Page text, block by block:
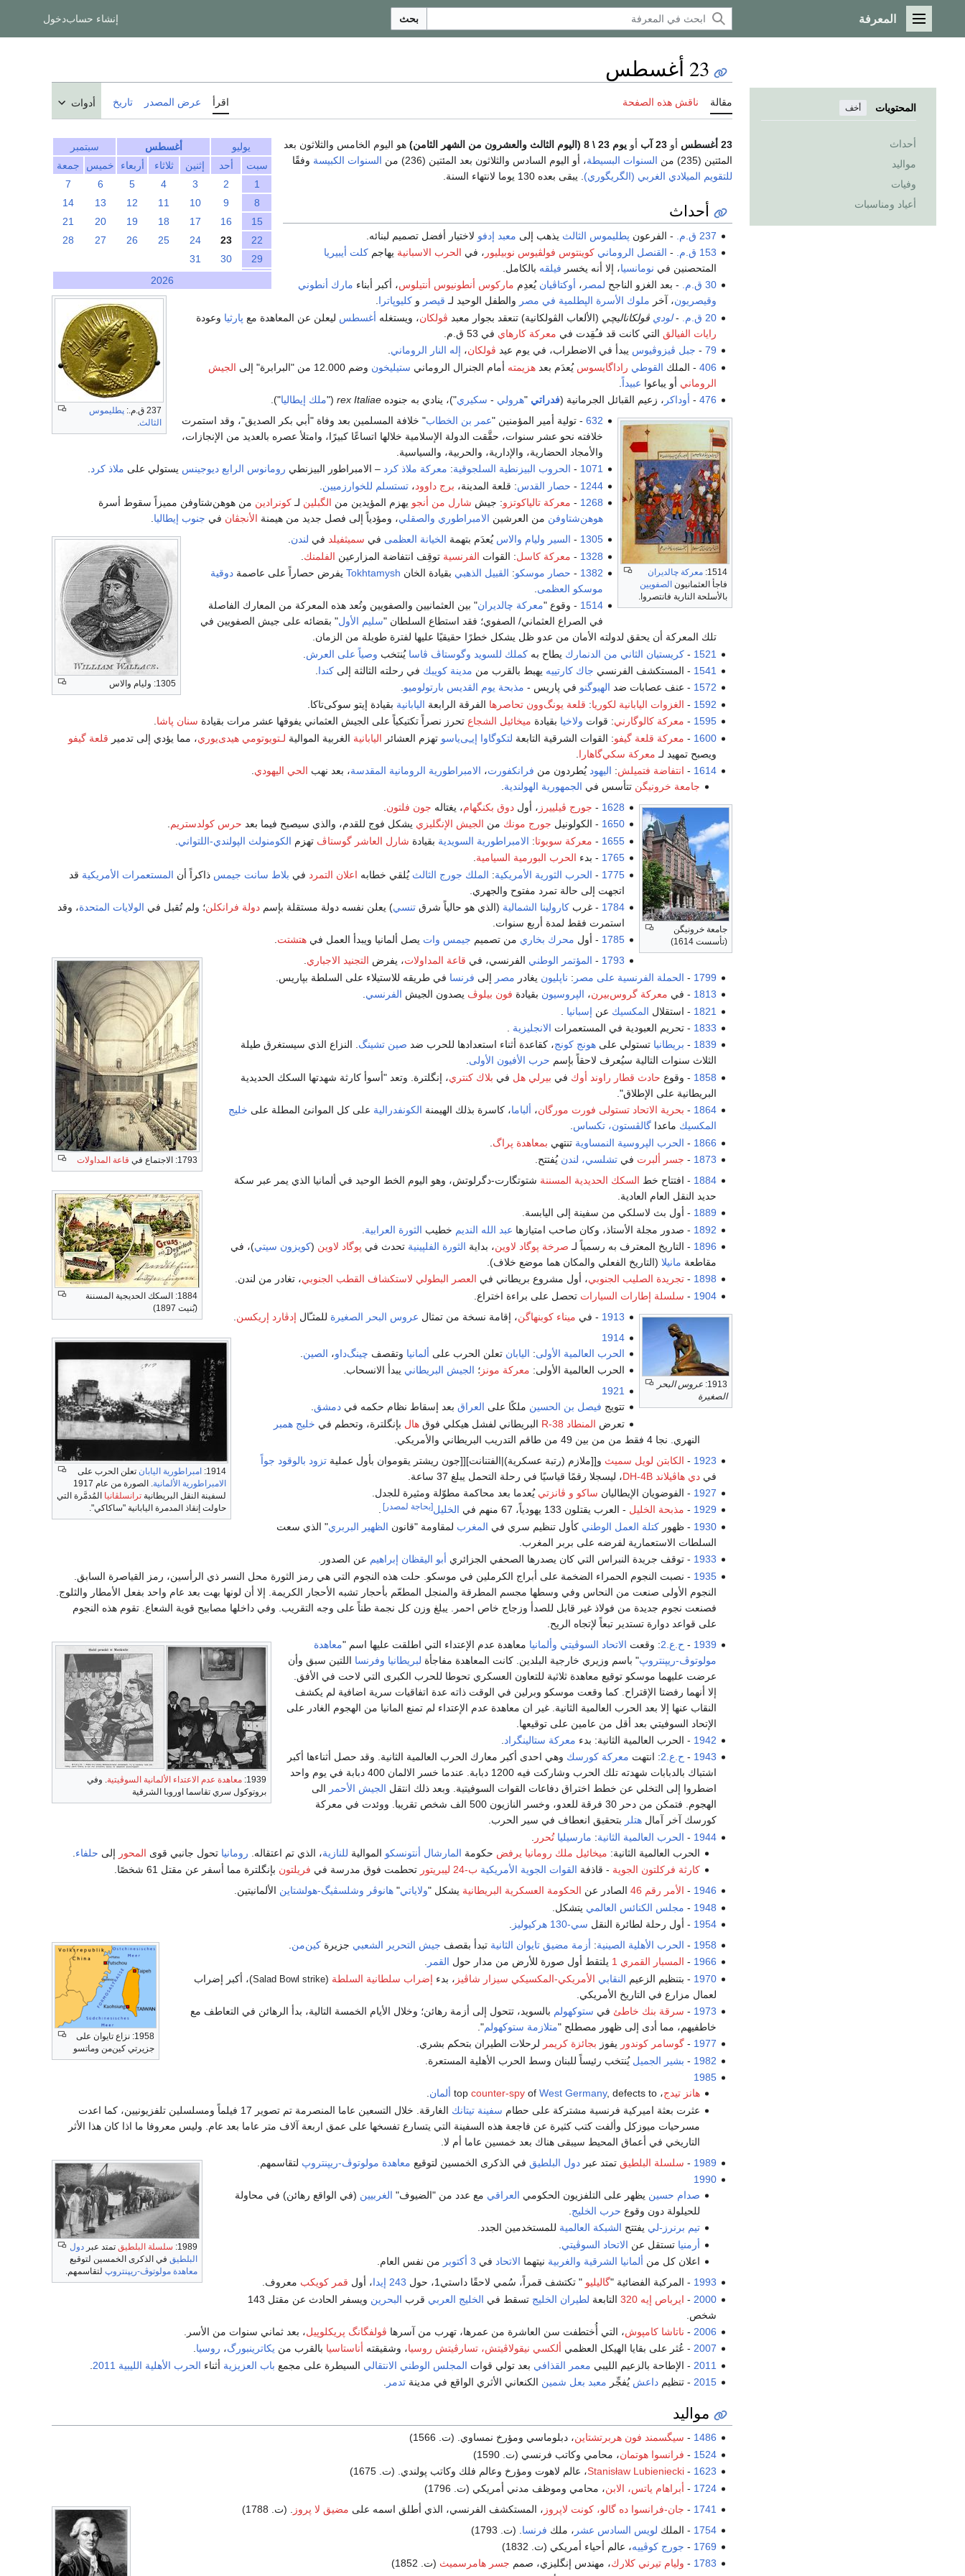
القائمة الرئيسية
المعرفة بحث إنشاء حسابدخول
المحتويات أخف
أحداث
مواليد
وفيات
أعياد ومناسبات
23 أغسطس
مقالة ناقش هذه الصفحة اقرأ عرض المصدر تاريخ أدوات
يوليو أغسطس
سبتمبر
سبت
أحد إثنين ثلاثاء أربعاء خميس
جمعة
1
2
3
4
5
6
7
8
9
10
11
12
13
14
15
16
17
18
19
20
21
22
23
24
25
26
27
28
29
30
31
2026
23 أغسطس أو 23 آب أو يوم 23 \ 8 (اليوم الثالث والعشرون من الشهر الثامن)
هو اليوم الخامس والثلاثون بعد
المئتين (235) من
السنوات البسيطة، أو اليوم السادس والثلاثون بعد المئتين (236) من السنوات الكبيسة وفقًا
للتقويم الميلادي الغربي (الگريگوري) . يبقى بعده 130 يوما لانتهاء السنة.
أحداث
237 ق.م.:
پطليموس
الثالث.
237 ق.م. - الفرعون پطليموس الثالث يذهب إلى معبد إدفو لاختيار أفضل تصميم لبنائه.
153 ق.م.
- القنصل الروماني كوينتوس فولڤيوس نوبيليور ، في الحرب الاسبانية يهاجمكلت أيبيريا
المتحصنين في نومانسيا، إلا أنه يخسر فيلقه بالكامل.
30 ق.م.
- بعد الغزو الناجح لمصر ، أوكتاڤيان يُعدِم ماركوس أنطونيوس أنتيلوس، أكبر أبناء مارك أنطوني
وقيصريون، آخر ملوك الأسرة الپطلمية في مصر والطفل الوحيد لـ قيصر وكليوپاترا.
20 ق.م.
-لودي ڤولكاناليچي (الألعاب الڤولكانية) تنعقد بجوار معبد ڤولكان، ويستغله أغسطس ليعلن عن المعاهدة مع پارثيا وعودة
رايات الفيالق التي كانت قد فـُقِدت في معركة كارهاي في 53 ق.م.
79
- جبل ڤيزوڤيوس يبدأ في الاضطراب، في يوم عيد ڤولكان، إله النار الروماني
406 - الملك القوطي راداگايسوس يُعدَم بعدهزيمته أمام الجنرال الروماني ستيليخون وضم 12.000 من "البرابرة" إلى
الجيش
الروماني أو يباعوا عبيداً.
476
- أوداكر ، زعيم القبائل الجرمانية (فدراتي "هرولي - سكيري")، ينادي به جنودهrex Italiae
("ملك إيطاليا").
1514: معركة چالديران
فاجأ العثمانيون الصفويين
بالأسلحة النارية فانتصروا.
632- تولية أمير المؤمنين "عمر بن الخطاب" خلافة المسلمين بعد وفاة "أبي بكر الصديق"، وقد استمرت
خلافته نحو عشر سنوات، حقَّقت الدولة الإسلامية خلالها اتساعًا كبيرًا، وامتلأ عصره بالعديد من الإنجازات،
والأمجاد الحضارية، والإدارية، والحربية، والسياسية.
1071
- الحروب البيزنطية السلجوقية: معركة ملاذ كرد– الامبراطور البيزنطي رومانوس الرابع ديوجينس يستولي على ملاذ كرد.
1244
- حصار القدس: قلعة المدينة، برج داوود، تستسلم للخوارزميين
1268
- معركة تالياكوتزو: جيش شارل من أنجو يهزم المؤيدين من الگبلين لـ كونرادين من هوهن‌شتاوفن مميزاً سقوط أسرة
هوهن‌شتاوفن من العرشين الامبراطوري والصقلي، ومؤدياً إلى فصل جديد من هيمنة الأنجڤان في جنوب إيطاليا
1305: وليام والاس
1305
- السير وليام والاس يُعدَم بتهمة الخيانة العظمى في سميثفيلد في لندن
1328
- معركة كاسل: القوات الفرنسية توقِف انتفاضة المزارعين الفلمنك
1382
- حصار موسكو: القبيل الذهبي بقيادة الخان Tokhtamyshيفرض حصاراً على عاصمة دوقية
موسكو العظمى
1514 - وقوع "معركة چالديران" بين العثمانيين والصفويين وتُعد هذه المعركة من المعارك الفاصلة
في الصراع العثماني/ الصفوي؛ فقد استطاع السلطان "سليم الأول" بقضائه على جيش الصفويين في
تلك المعركة أن يحقق لدولته الأمان من عدو ظل يشكل خطرًا حقيقيًا عليها لفترة طويلة من الزمان.
1521
-كريستيان الثاني من الدنمارك يطاح بهكملك للسويد وگوستاڤ ڤاسا يُنتخب وصياً على العرش
1541 - المستكشف الفرنسي جاك كارتييه يهبط بالقرب من مدينة كويبك في رحلته الثالثة إلىكندا
1572 - عنف عصابات ضد الهيوگنو في پاريس - مذبحة يوم القديس بارتولوميو.
1592
- الغزوات اليابانية لكوريا: قلعة يونگ‌وون تحاصرها الفرقة الرابعة اليابانية بقيادة إيتو سوكى‌تاكا.
1595
- معركة كالوگارني: قوات ولاخيا بقيادة ميخائيل الشجاع تحرز نصراً تكتيكياً على الجيش العثماني يفوقها عشر مرات بقيادة سنان پاشا.
1600
- معركة قلعة گيفو: القوات الشرقية التابعة لتكوگاوا إيـِى‌ياسو تهزم العشائر اليابانية الغربية الموالية لـتويوتومي هيدى‌يوري، مما يؤدي إلى تدمير قلعة گيفو
ويصبح تمهيد لـ معركة سكي‌گاهارا
1614
- انتفاضة فتميلش: اليهود يُطردون من فرانكفورت، الامبراطورية الرومانية المقدسة، بعد نهب الحي اليهودي
جامعة خرونيگن تتأسس في الجمهورية الهولندية
جامعة خرونيگن
(تأسست 1614)
1628
- جورج ڤيلييرز ، أول دوق بكنگهام، يغتاله جون فلتون
1650 - الكولونيل جورج مونك من الجيش الإنگليزي يشكل فوج للقدم، والذي سيصبح فيما بعد حرس كولدستريم.
1655
- معركة سوبوتا: الامبراطورية السويدية بقيادة شارل العاشر گوستاڤ تهزم الكومنولث الپولندي-اللتواني
1765 - بدء الحرب البورمية السيامية.
1775
- الحرب الثورية الأمريكية: الملك جورج الثالث يُلقي خطابه اعلان التمرد في بلاط سانت جيمس ذاكراً أن المستعمرات الأمريكية قد
اتجهت إلى حالة تمرد مفتوح والجهري.
1784 - غرب كارولينا الشمالية (الذي هو حالياً شرق تنسي) يعلن نفسه دولة مستقلة بإسم دولة فرانكلن؛ ولم تُقبل في الولايات المتحدة، وقد
استمرت فقط لمدة أربع سنوات.
1785 - أول محرك بخاري من تصميم جيمس وات يصل ألمانيا ويبدأ العمل في هتشتت.
1793: الاجتماع في قاعة المداولات
1793
- المؤتمر الوطني الفرنسي، في قاعة المداولات، يفرض التجنيد الاجباري.
1799
- الحملة الفرنسية على مصر : ناپليون يغادر مصر إلى فرنسا في طريقه للاستيلاء على السلطة بپاريس.
1813 - في معركة گروس‌بيرن، الپروسيون بقيادة فون بيلوڤ يصدون الجيش الفرنسي
1821 - استقلال المكسيك عن إسبانيا
1833 - تحريم العبودية في المستعمرات الانجليزية
1839
- بريطانيا تستولي علىهونج كونج، كقاعدة أثناء استعدادها للحرب ضد صين تشينگ. النزاع الذي سيستغرق طيلة
الثلاث سنوات التالية سيُعرف لاحقاً بإسم حرب الأفيون الأولى.
1858 - وقوع حادث قطار راوند أوك في بيرلي هل في بلاك كنتري، إنگلترة. وتعد "أسوأ كارثة شهدتها السكك الحديدية
البريطانية على الإطلاق".
1864
- بحرية الاتحاد تستولى فورت مورگان، ألباما، كاسرة بذلك الهيمنة الكونفدرالية على كل الموانئ المطلة على خليج
المكسيك ماعداگالڤستون، تكساس
1866
- الحرب الپروسية النمساوية تنتهي بمعاهدة پراگ
1873
- جسر ألبرت فيتشلسي، لندن يُفتتح.
1884: السكك الحديجية المسننة
(بُنيت 1897)
1884 - افتتاح خط السكك الحديدية المسننة شتوتگارت-دگرلوتش، وهو اليوم الخط الوحيد في ألمانيا الذي يمر عبر سكة
حديد النقل العام العادية.
1889 - أول بث لاسلكي من سفينة إلى اليابسة.
1892 - صدور مجلة الأستاذ، وكان صاحب امتيازها عبد الله النديم خطيب الثورة العرابية
1896 - التاريخ المعترف به رسمياً لـ صرخة پوگاد لاوين، بداية الثورة الفلپينية تحدث في پوگاد لاوين (كويزون سيتي)، في
مقاطعة مانيلا (التاريخ الفعلي والمكان هما موضع خلاف).
1898
-تجريدة الصليب الجنوبي، أول مشروع بريطاني في العصر البطولي لاستكشاف القطب الجنوبي، تغادر من لندن.
1904
- سلسلة إطارات السيارات تحصل على براءة اختراع.
1913: عروس البحر
الصغيرة
1913 - في ميناء كوبنهاگن، إقامة نسخة من تمثال عروس البحر الصغيرة للمثـّال إدڤارد إريكسن
1914: امبراطورية اليابان تعلن الحرب على
الامبراطورية الألمانية
. الصورة من عام 1917
لسفينة النقل البريطانية ترانسلڤانيا المُدمَّرة التي
حاولت إنقاذ المدمرة اليابانية "ساكاكي".
1914
الحرب العالمية الأولى: اليابان تعلن الحرب على ألمانيا وتقصف چينگ‌داو، الصين
الحرب العالمية الأولى: معركة مونز ؛ الجيش البريطاني يبدأ الانسحاب.
1921
تتويج فيصل بن الحسين ملكًا على العراقبعد إسقاط نظام حكمه في دمشق.
تعرض المنطاد R-38 البريطاني لفشل هيكلي فوق هال بإنگلترة، وتحطم في خليج همبر
النهري. نجا 4 فقط من من بين 49 من طاقم التدريب البريطاني والأمريكي.
1923
- الكابتن لويل سميث و[[ملازم (رتبة عسكرية)|الفتنانت][[جون ريشتر يقوموان بأول عمليةتزود بالوقود جواً
فيدي هاڤيلاند DH-4B
، ليسجلا رقمًا قياسيًا في رحلة التحمل يبلغ 37 ساعة.
1927 - الفوضويان الإيطاليان ساكو و ڤانزتي يُعدما بعد محاكمة مطوّلة ومثيرة للجدل.
1929
- مذبحة الخليل - العرب يقتلون 133 يهودياً، 67 منهم في الخليل[بحاجة لمصدر] .
1930 - ظهوركتلة العمل الوطني كأول تنظيم سري في المغرب لمقاومة "قانون الظهير البربري" الذي سعت
السلطات الاستعمارية لفرضه على بربر المغرب.
1933 - توقف جريدة النبراس التي كان يصدرها الصحفي الجزائري أبو اليقظان إبراهيم عن الصدور.
1935 - نصبت النجوم الحمراء الضخمة على أبراج الكرملين في موسكو. حلت هذه النجوم التي هي رمز الثورة محل النسر ذي الرأسين، رمز القياصرة السابق.
النجوم الأولى صنعت من النحاس وفي وسطها مجسم المطرقة والمنجل المطعّم بأحجار تشبه الأحجار الكريمة. إلا أن لونها بهت بعد عام واحد بفعل الأمطار والثلوج.
فصنعت نجوم جديدة من فولاذ غير قابل للصدأ وزجاج خاص احمر. يبلغ وزن كل نجمة طناً على وجه التقريب. وفي داخلها مصابيح قوية الشعاع. تقوم هذه النجوم
على قواعد دوارة تستدير تبعاً لإتجاه الريح.
1939: معاهدة عدم الاعتداء الألمانية السوڤيتية . وفي
بروتوكول سري تقاسما اوروبا الشرقية
1939
- ح.ع.2 : وقعت الاتحاد السوڤيتي وألمانيا معاهدة عدم الإعتداء التي اطلقت عليها اسم "معاهدة
مولوتوڤ-ريپنتروپ" باسم وزيري خارجية البلدين. كانت المعاهدة مفاجأة لبريطانيا وفرنسا اللتين سبق وأن
عرضت عليهما موسكو توقيع معاهدة ثلاثية للتعاون العسكري تحوطا للحرب الكبرى التي لاحت في الأفق.
إلا أنهما رفضتا الإقتراح. كما وقعت موسكو وبرلين في الوقت ذاته عدة اتفاقيات سرية اضافية لم يكشف
النقاب عنها إلا بعد الحرب العالمية الثانية. غير ان معاهدة عدم الإعتداء لم تمنع المانيا من الهجوم الغادر على
الإتحاد السوفيتي بعد أقل من عامين على توقيعها.
1942 - الحرب العالمية الثانية: بدء معركة ستالينگراد
1943
- ح.ع.2 : انتهت معركة كورسك وهي احدى أكبر معارك الحرب العالمية الثانية. وقد حصل أثناءها أكبر
اشتباك بالدبابات شهدته تلك الحرب وشاركت فيه 1200 دبابة. عندما خسر الالمان 400 دبابة في يوم واحد
اضطروا إلى التخلي عن خطط اختراق دفاعات القوات السوفيتية. وبعد ذلك انتقل الجيش الأحمر الى
الهجوم. فتمكن من دحر 30 فرقة للعدو، وخسر النازيون 500 الف شخص تقريبا. ووئدت في معركة
كورسك آخر آمالهتلر بتحقيق انعطاف في سير الحرب.
1944
- الحرب العالمية الثانية: مارسيليا تُحرر
الحرب العالمية الثانية: ميخائيل ملك رومانيا يرفض حكومة المارشال أنتونسكو الموالية للنازية، الذي تم اعتقاله. رومانيا تحول جانبي قوى المحور إلى حلفاء
كارثة فركلتون الجوية - قاذفة القوات الجوية الأمريكية ب-24 ليبريتور تحطمت فوق مدرسة في فريلتون بإنگلترة مما أسفر عن مقتل 61 شخصًا.
1946
- الأمر رقم 46 الصادر عن الحكومة العسكرية البريطانية يشكل "ولاياتي"هانوڤر وشلسڤيگ-هولشتاين الألمانيتين.
1948
- مجلس الكنائس العالمي يتشكل.
1954 - أول رحلة لطائرة النقل سي-130 هركيوليز
1958: نزاع تايوان على
جزيرتي كين‌من وماتسو
1958
- الحرب الأهلية الصينية: أزمة مضيق تايوان الثانية تبدأ بقصف جيش التحرير الشعبي جزيرةكين‌من
1966
- المسبار القمري 1 يلتقط أول صورة للأرض من مدار حول القمر .
1970 - بتنظيم الزعيم النقابي الأمريكي-المكسيكي سيزار شاڤيز ، بدء إضراب سلطانية السلطة (
Salad Bowl strike)، أكبر إضراب
لعمال مزارع في التاريخ الأمريكي.
1973
- سرقة بنك خاطئ في ستوكهولم بالسويد، تتحول إلى أزمة رهائن؛ وخلال الأيام الخمسة التالية، بدأ الرهائن في التعاطف مع
خاطفيهم، مما أدى إلى ظهور مصطلح "متلازمة ستوكهولم".
1977
-گوسامر كوندور يفوز بجائزة كريمر لرحلات الطيران بتحكم بشري.
1982
- بشير الجميل يُنتخب رئيساً للبنان وسط الحرب الأهلية المستعرة.
1985
هانز تيدج، top counter-spy ofWest Germany, defects to ألمان.
عثرت بعثة اميركية فرنسية مشتركة على حطام سفينة تيتانك
الغارقة. خلال التسعين عاما المنصرمة تم تصوير 17 فيلماً ومسلسلين تلفزيونيين، كما اعدت
مسرحيات ميوزكل وألفت كتب كثيرة عن فاجعة هذه السفينة التي يتسارع تفسخها على عمق اربعة آلاف متر عاما بعد عام. وليس معروفا ما اذا كان هذا الأثر
التاريخي في أعماق المحيط سيبقى هناك بعد خمسين عاما أم لا.
1989: سلسلة البلطيق تمتد عبر دول
البلطيق في الذكرى الخمسين لتوقيع
معاهدة مولوتوڤ-ريپنتروپ لتقاسمهم.
1989
- سلسلة البلطيق تمتد عبردول البلطيق في الذكرى الخمسين لتوقيع معاهدة مولوتوڤ-ريپنتروپ لتقاسمهم.
1990
صدام حسين يظهر على التلفزيون الحكومي العراقي مع عدد من "الضيوف" الغربيين (في الواقع رهائن) في محاولة
للحيلولة دون وقوع حرب الخليج
تيم برنرز-لي يفتتح الشبكة العالمية للمستخدمين الجدد.
أرمنيا تستقل عن الاتحاد السوڤيتي
اعلان كل من ألمانيا الشرقية والغربية نيتهما الاتحادفي 3 أكتوبر
من نفس العام.
1993 - المركبة الفضائية "گاليليو" تكتشف قمراً، سُمي لاحقًا داستي1، حول 243 إيدا ، أول قمر كويكب معروف.
2000
- ايرباص إيه 320 التابعة لطيران الخليج تسقط في الخليج العربي قرب البحرين
ويسفر الحادث عن مقتل 143
شخص.
2006
- ناتاشا كامپوش، التي أُختطفت سن العاشرة من عمرها، تهرب من آسرها ڤولفگانگ پريكلوپيل، بعد ثماني سنوات من الأسر.
2007 - عُثر على بقايا الهيكل العظمي ألكسي نيقولاڤيتش، تسارڤيتش روسيا، وشقيقته أناستاسيا بالقرب من يكاترينبورگ، روسيا.
2011 - الإطاحة بالزعيم الليبي معمر القذافي بعد تولي قوات المجلس الوطني الانتقالي السيطرة على مجمع باب العزيزية أثناء الحرب الأهلية الليبية 2011
2015 - تنظيمداعش يُفجِّر معبد بعل شمين الكنعاني الأثري الواقع في مدينةتدمر
مواليد
1486
- سيگسمند فون هربرتشتاين، دبلوماسي ومؤرخ نمساوي. (ت. 1566)
1524
- فرانسوا هوتمان، محامي وكاتب فرنسي (ت. 1590)
1623
-
Stanisław Lubieniecki، عالم لاهوت ومؤرخ وعالم فلك وكاتب پولندي. (ت. 1675)
1724
- أبراهام ياتس، الابن، محامي وموظف مدني أمريكي (ت. 1796)
1741
- جان-فرانسوا ده گالو، كونت لاپروز ، المستكشف الفرنسي، الذي أطلق اسمه على مضيق لا پروز
. (ت. 1788)
1754 - الملك لويس السادس عشر ، ملك فرنسا . (ت. 1793)
1769
- جورج كوڤييه، عالم أحياء أمريكي (ت. 1832)
1783
- وليام تيرني كلارك، مهندس إنگليزي، صمم جسر هامرسميث (ت. 1852)